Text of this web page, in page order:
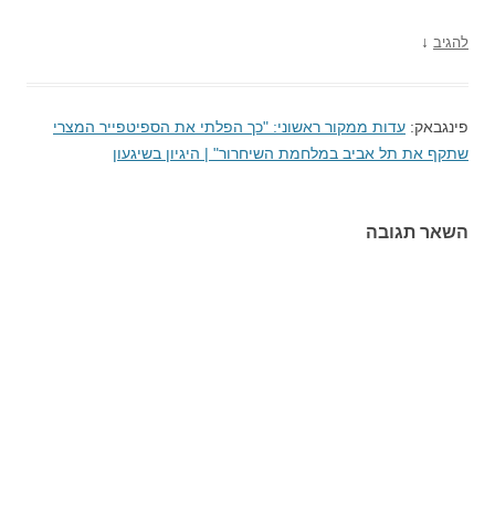
להגיב ↓
פינגבאק: עדות ממקור ראשוני: "כך הפלתי את הספיטפייר המצרי
שתקף את תל אביב במלחמת השיחרור" | היגיון בשיגעון
השאר תגובה